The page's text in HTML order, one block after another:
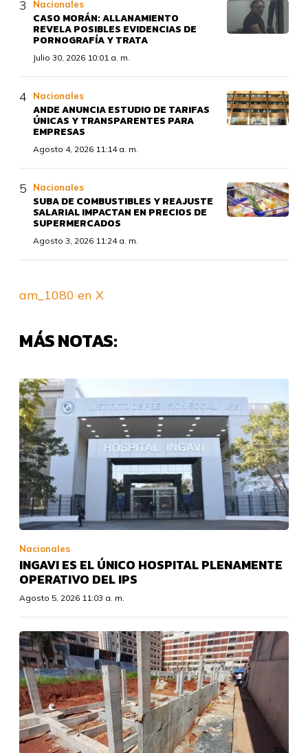
Nacionales
CASO MORÁN: ALLANAMIENTO
REVELA POSIBLES EVIDENCIAS DE
PORNOGRAFÍA Y TRATA
Julio 30, 2026 10:01 a. m.
Nacionales
ANDE ANUNCIA ESTUDIO DE TARIFAS
ÚNICAS Y TRANSPARENTES PARA
EMPRESAS
Agosto 4, 2026 11:14 a. m.
Nacionales
SUBA DE COMBUSTIBLES Y REAJUSTE
SALARIAL IMPACTAN EN PRECIOS DE
SUPERMERCADOS
Agosto 3, 2026 11:24 a. m.
am_1080 en X
MÁS NOTAS:
Nacionales
INGAVI ES EL ÚNICO HOSPITAL PLENAMENTE
OPERATIVO DEL IPS
Agosto 5, 2026 11:03 a. m.